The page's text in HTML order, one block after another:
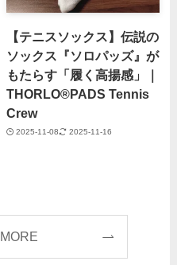
【テニスソックス】伝説の
ソックス『ソロパッズ』が
もたらす「履く高揚感」｜
THORLO®PADS Tennis
Crew
2025-11-08 2025-11-16